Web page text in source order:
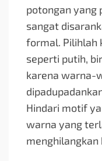
potongan yang
sangat
formal. Pilihlah
seperti putih,
karena warna-
Hindari motif
warna yang